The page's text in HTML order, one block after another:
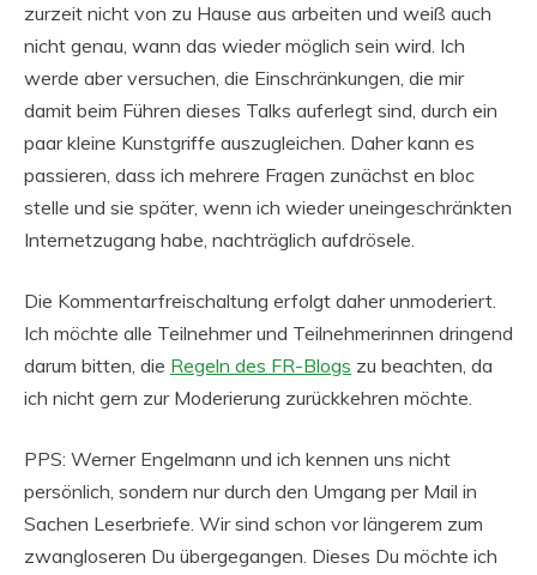
zurzeit nicht von zu Hause aus arbeiten und weiß auch
nicht genau, wann das wieder möglich sein wird. Ich
werde aber versuchen, die Einschränkungen, die mir
damit beim Führen dieses Talks auferlegt sind, durch ein
paar kleine Kunstgriffe auszugleichen. Daher kann es
passieren, dass ich mehrere Fragen zunächst en bloc
stelle und sie später, wenn ich wieder uneingeschränkten
Internetzugang habe, nachträglich aufdrösele.
Die Kommentarfreischaltung erfolgt daher unmoderiert.
Ich möchte alle Teilnehmer und Teilnehmerinnen dringend
darum bitten, die Regeln des FR-Blogs zu beachten, da
ich nicht gern zur Moderierung zurückkehren möchte.
PPS: Werner Engelmann und ich kennen uns nicht
persönlich, sondern nur durch den Umgang per Mail in
Sachen Leserbriefe. Wir sind schon vor längerem zum
zwangloseren Du übergegangen. Dieses Du möchte ich